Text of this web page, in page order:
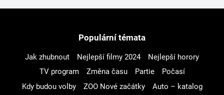
Populární témata
Jak zhubnout Nejlepší filmy 2024
Nejlepší horory
TV program
Změna času Partie
Počasí
Kdy budou volby
ZOO Nové začátky
Auto – katalog